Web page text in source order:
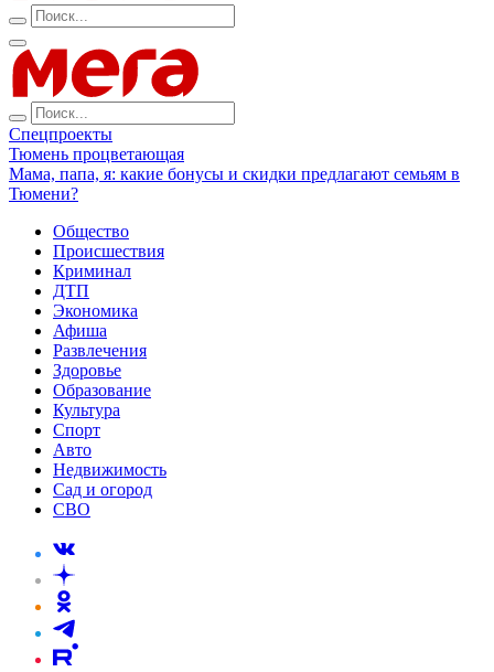
Спецпроекты
Тюмень процветающая
Мама, папа, я: какие бонусы и скидки предлагают семьям в
Тюмени?
Общество
Происшествия
Криминал
ДТП
Экономика
Афиша
Развлечения
Здоровье
Образование
Культура
Спорт
Авто
Недвижимость
Сад и огород
СВО